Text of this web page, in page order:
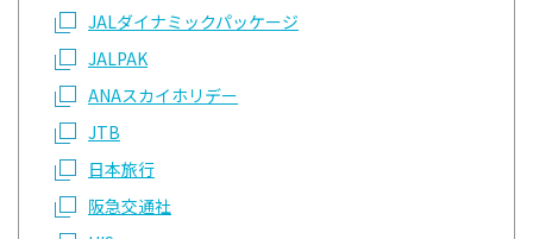
JALダイナミックパッケージ
JALPAK
ANAスカイホリデー
JTB
日本旅行
阪急交通社